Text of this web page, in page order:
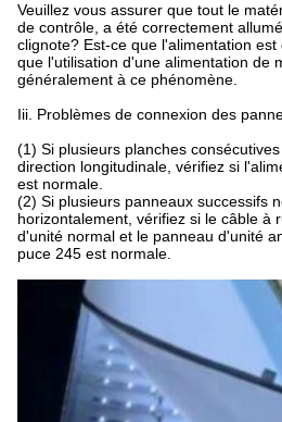
Veuillez vous assurer que tout le
de contrôle, a été correctement
clignote? Est-ce que l'alimentation
que l'utilisation d'une alimentation de
généralement à ce phénomène.
Iii. Problèmes de connexion des
(1) Si plusieurs planches
direction longitudinale, vérifiez si
est normale.
(2) Si plusieurs panneaux successifs
horizontalement, vérifiez si le câble à
d'unité normal et le panneau d'unité
puce 245 est normale.